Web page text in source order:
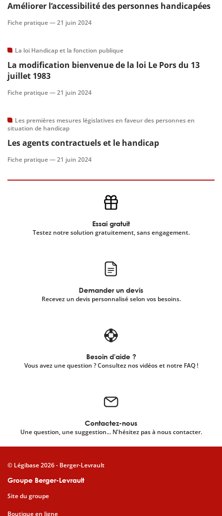
Améliorer l’accessibilité des personnes handicapées
Fiche pratique —21 juin 2024
La loi Handicap et la fonction publique
La modification bienvenue de la loi Le Pors du 13
juillet 1983
Fiche pratique —21 juin 2024
Les premières mesures législatives en faveur des personnes en
situation de handicap
Les agents contractuels et le handicap
Fiche pratique —21 juin 2024
Essai gratuit
Testez notre solution gratuitement, sans engagement.
Demander un devis
Recevez un devis personnalisé selon vos besoins.
Besoin d'aide ?
Vous avez une question ? Consultez nos vidéos et notre FAQ !
Contactez-nous
Une question, une suggestion... N'hésitez pas à nous contacter.
Groupe Berger-Levrault
Site du groupe
Boutique en ligne
© Légibase 2026 - Berger-Levrault